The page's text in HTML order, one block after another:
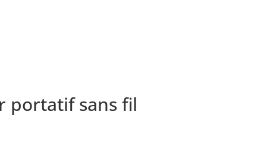
portatif sans fil